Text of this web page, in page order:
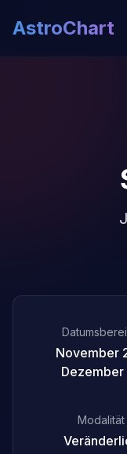
AstroChart
November
Dezember
Modalität